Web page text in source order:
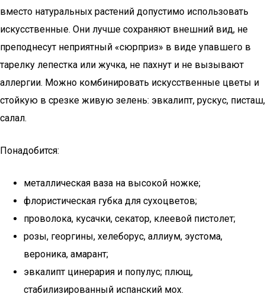
вместо натуральных растений допустимо использовать
искусственные. Они лучше сохраняют внешний вид, не
преподнесут неприятный «сюрприз» в виде упавшего в
тарелку лепестка или жучка, не пахнут и не вызывают
аллергии. Можно комбинировать искусственные цветы и
стойкую в срезке живую зелень: эвкалипт, рускус, писташ,
салал.
Понадобится:
металлическая ваза на высокой ножке;
флористическая губка для сухоцветов;
проволока, кусачки, секатор, клеевой пистолет;
розы, георгины, хелеборус, аллиум, эустома,
вероника, амарант;
эвкалипт цинерария и популус; плющ,
стабилизированный испанский мох.